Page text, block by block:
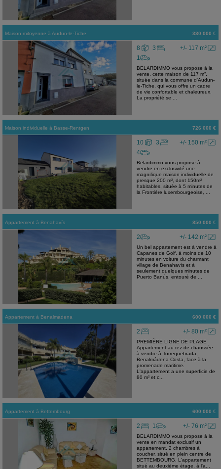
Maison mitoyenne à Audun-le-Tiche 330 000 €
+/- 117 m²
8
3
1
BELARDIMMO vous propose à la
vente, cette maison de 117 m²,
située dans la commune d'Audun-
le-Tiche, qui vous offre un cadre
de vie confortable et chaleureux.
La propriété se ...
Maison individuelle à Basse-Rentgen 726 000 €
+/- 150 m²
10
3
4
Belardimmo vous propose à
vendre en exclusivité une
magnifique maison individuelle de
presque 200 m², dont 150m²
habitables, située à 5 minutes de
la Frontière luxembourgeoise, ...
Appartement à Benahavís 850 000 €
+/- 142 m²
2
Un bel appartement est à vendre à
Capanes de Golf, à moins de 10
minutes en voiture du charmant
village de Benahavís et à
seulement quelques minutes de
Puerto Banús, entouré de ...
Appartement à Benalmádena 600 000 €
+/- 80 m²
2
PREMIÈRE LIGNE DE PLAGE
Appartement au rez-de-chaussée
à vendre à Torrequebrada,
Benalmádena Costa, face à la
promenade maritime.
L'appartement a une superficie de
80 m² et c...
Appartement à Bettembourg 600 000 €
+/- 76 m²
2 1
BELARDIMMO vous propose à la
vente en mandat exclusif un
appartement, 2 chambres à
coucher, situé en plein centre de
BETTEMBOURG. L'appartement
situé au deuxième étage, à l'a...